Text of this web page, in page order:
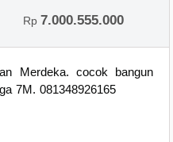
Rp7.000.555.000
Merdeka. cocok bangun
7M. 081348926165